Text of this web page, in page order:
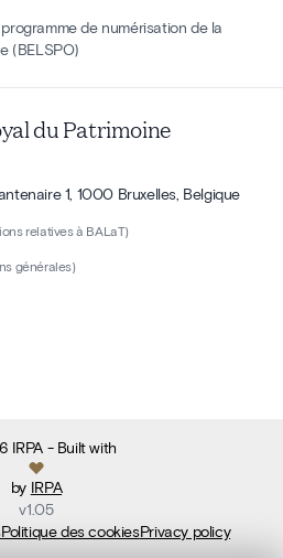
de numérisation de la
(BELSPO)
du Patrimoine
1, 1000 Bruxelles, Belgique
relatives à BALaT)
générales)
IRPA- Built with
by IRPA
v1.05
Politique des cookiesPrivacy policy